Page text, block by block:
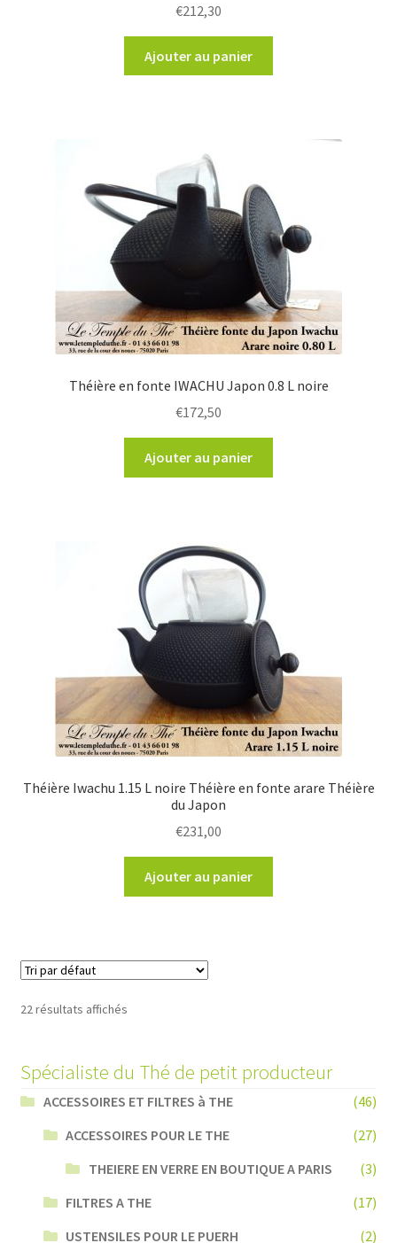
€212,30
Ajouter au panier
Théière en fonte IWACHU Japon 0.8 L noire
€172,50
Ajouter au panier
Théière Iwachu 1.15 L noire Théière en fonte arare Théière
du Japon
€231,00
Ajouter au panier
22 résultats affichés
Spécialiste du Thé de petit producteur
ACCESSOIRES ET FILTRES à THE
(46)
ACCESSOIRES POUR LE THE
(27)
THEIERE EN VERRE EN BOUTIQUE A PARIS
(3)
FILTRES A THE
(17)
USTENSILES POUR LE PUERH
(2)